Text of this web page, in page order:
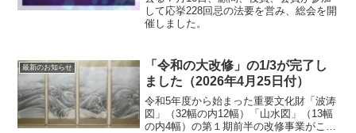
して応挙228回忌の法要を営み、総会を開
催しました。
最新のお知らせ
「令和の大改修」の1/3が完了し
ました（2026年4月25日付）
令和5年度から始まった重要文化財「波涛
図」（32幅の内12幅）「山水図」（13幅
の内4幅）の第１期前半の改修事業がこの